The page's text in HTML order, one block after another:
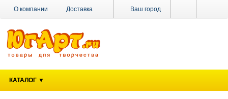
Ваш город
О компании Доставка
Наши магазины Новости
КАТАЛОГ ▼